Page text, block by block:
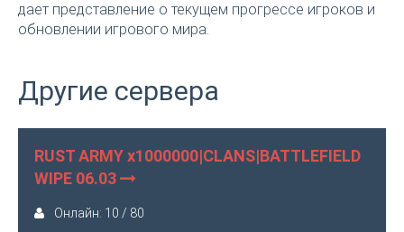
дает представление о текущем прогрессе игроков и
обновлении игрового мира.
Другие сервера
RUST ARMY x1000000|CLANS|BATTLEFIELD
WIPE 06.03
Онлайн: 10 / 80